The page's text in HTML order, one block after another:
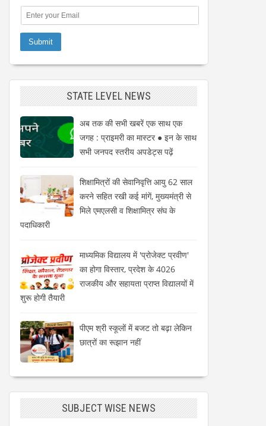
STATE LEVEL NEWS
अब तक की सभी खबरें एक साथ एक
जगह : प्राइमरी का मास्टर ● इन के साथ
सभी जनपद स्तरीय अपडेट्स पढ़ें
शिक्षामित्रों की सेवानिवृत्ति आयु 62 साल
करने सहित रखी कई मांगें, मुख्यमंत्री से
मिले एमएलसी व शिक्षामित्र संघ के
पदाधिकारी
माध्यमिक विद्यालय में 'प्रोजेक्ट प्रवीण'
का होगा विस्तार, प्रदेश के 4026
राजकीय और सहायता प्राप्त विद्यालयों में
शुरू होगी तैयारी
पीएम श्री स्कूलों में बजट तो बढ़ा लेकिन
छात्रों का रूझान नहीं
SUBJECT WISE NEWS